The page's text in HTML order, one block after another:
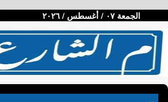
الجمعة ٠٧ / أغسطس / ٢٠٢٦